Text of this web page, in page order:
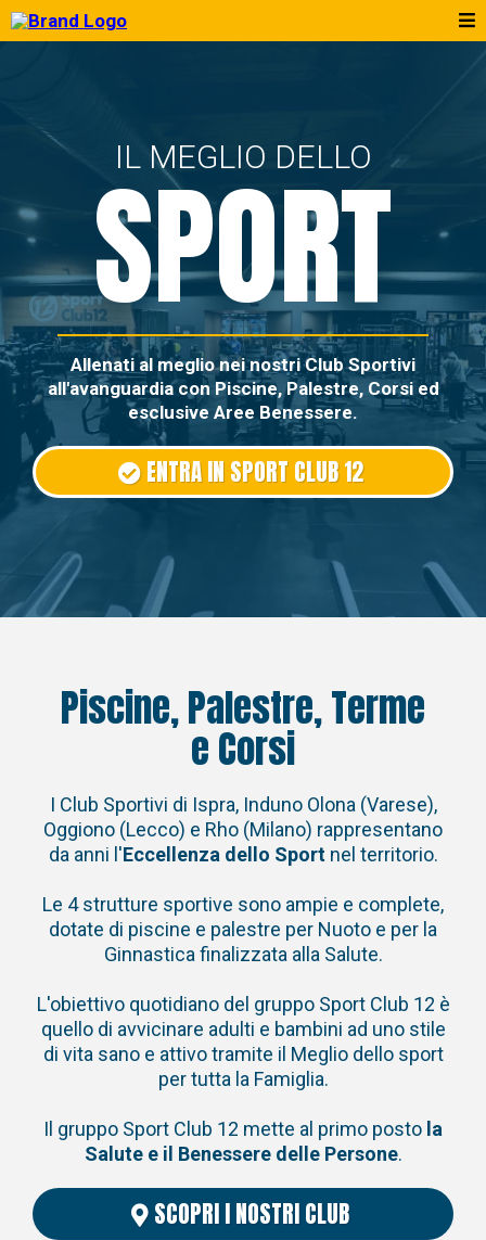
IL MEGLIO DELLO
SPORT
Allenati al meglio nei nostri Club Sportivi
all'avanguardia con Piscine, Palestre, Corsi ed
esclusive Aree Benessere.
ENTRA IN SPORT CLUB 12
Piscine, Palestre, Terme
e Corsi
I Club Sportivi di Ispra, Induno Olona (Varese),
Oggiono (Lecco) e Rho (Milano) rappresentano
da anni l'Eccellenza dello Sportnel territorio.
Le 4 strutture sportive sono ampie e complete,
dotate di piscine e palestre per Nuoto e per la
Ginnastica finalizzata alla Salute.
L'obiettivo quotidiano del gruppo Sport Club 12 è
quello di avvicinare adulti e bambini ad uno stile
di vita sano e attivo tramite il Meglio dello sport
per tutta la Famiglia.
Il gruppo Sport Club 12 mette al primo posto la
Salute e il Benessere delle Persone.
SCOPRI I NOSTRI CLUB